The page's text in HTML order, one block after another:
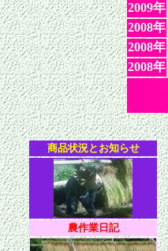
2009年
2008年
2008年
2008年
商品状況とお知らせ
農作業日記